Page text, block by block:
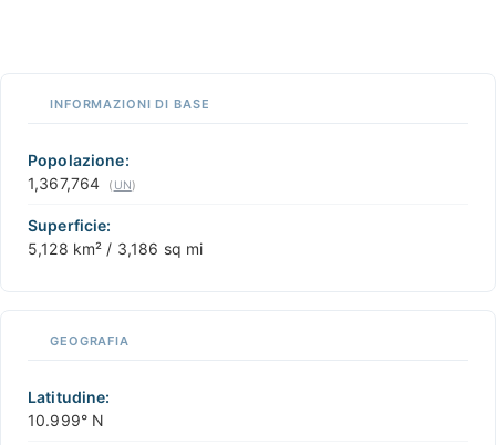
−
INFORMAZIONI DI BASE
Popolazione:
1,367,764
( UN)
Superficie:
5,128 km² / 3,186 sq mi
GEOGRAFIA
Latitudine:
10.999° N